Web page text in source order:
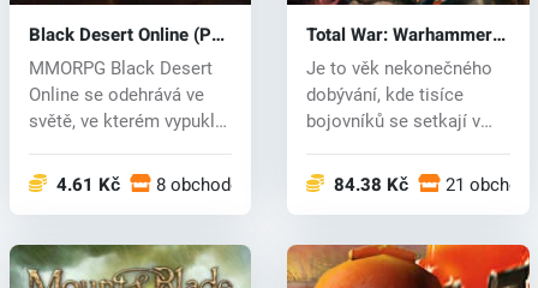
Black Desert Online (PC)
CD key
MMORPG Black Desert
Online se odehrává ve
světě, ve kterém vypukl
4.61 Kč 8 obchodech
Total War: Warhammer
(PC) CD key
Je to věk nekonečného
dobývání, kde tisíce
bojovníků se setkají v
84.38 Kč 21